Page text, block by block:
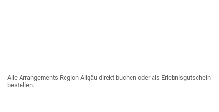
Alle Arrangements Region Allgäu direkt buchen oder als Erlebnisgutschein
bestellen.